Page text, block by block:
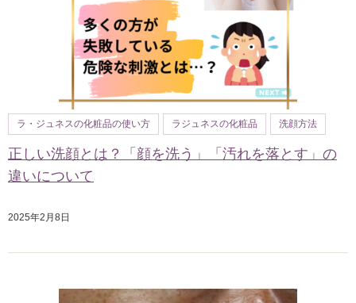
ラ・ジュネスの化粧品の使い方 ラジュネスの化粧品 洗顔方法
正しい洗顔とは？「顔を洗う」「汚れを落とす」の
違いについて
2025年2月8日